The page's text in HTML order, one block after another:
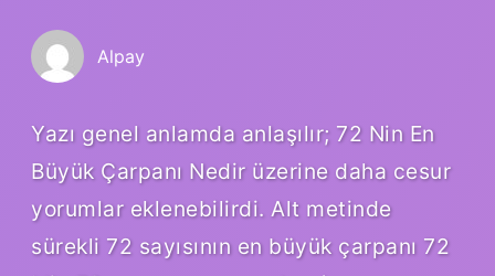
Alpay
Yazı genel anlamda anlaşılır; 72 Nin En
Büyük Çarpanı Nedir üzerine daha cesur
yorumlar eklenebilirdi. Alt metinde
sürekli 72 sayısının en büyük çarpanı 72